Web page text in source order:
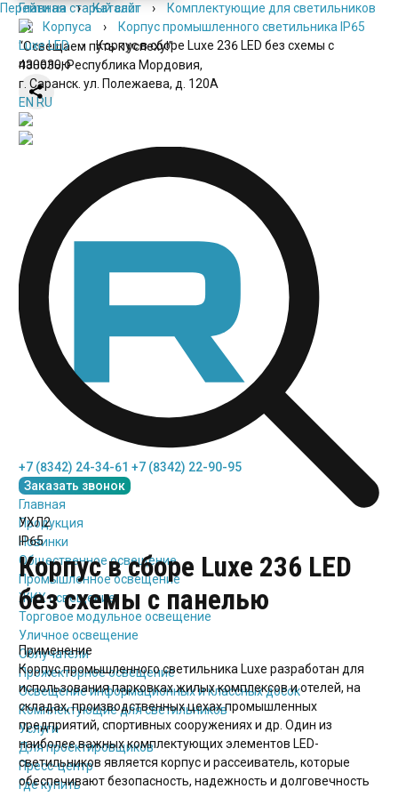
Перейти на старый сайт
“Освещаем путь к успеху!”
430030, Республика Мордовия,
г. Саранск. ул. Полежаева, д. 120А
EN RU
+7 (8342) 24-34-61 +7 (8342) 22-90-95
Заказать звонок
Главная
Продукция
Новинки
Общественное освещение
Промышленное освещение
ЖКХ освещение
Торговое модульное освещение
Уличное освещение
Облучатели
Прожекторное освещение
Освещение информационных и классных досок
Комплектующие для светильников
Услуги
Для проектировщиков
Пресс-центр
Где купить
Главная › Каталог ›
Комплектующие для светильников
›
Корпуса ›
Корпус промышленного светильника IP65
Luxe LED
›
Корпус в сборе Luxe 236 LED без схемы с
панелью
УХЛ2
IP65
Корпус в сборе Luxe 236 LED
без схемы с панелью
Применение
Корпус промышленного светильника Luxe разработан для
использования парковках жилых комплексов и отелей, на
складах, производственных цехах промышленных
предприятий, спортивных сооружениях и др. Один из
наиболее важных комплектующих элементов LED-
светильников является корпус и рассеиватель, которые
обеспечивают безопасность, надежность и долговечность